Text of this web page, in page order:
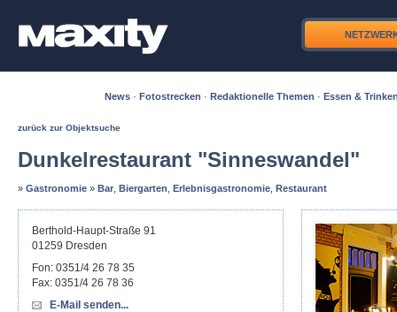
News · Fotostrecken · Redaktionelle Themen · Essen &
zurück zur Objektsuche
Dunkelrestaurant "Sinneswandel"
» Gastronomie » Bar Biergarten Erlebnisgastronomie Restaurant
Berthold-Haupt-Straße 91
01259 Dresden
Fon: 0351/4 26 78 35
Fax: 0351/4 26 78 36
E-Mail senden...